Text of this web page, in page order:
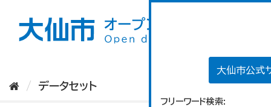
大仙市公式
フリーワード検索
データセット